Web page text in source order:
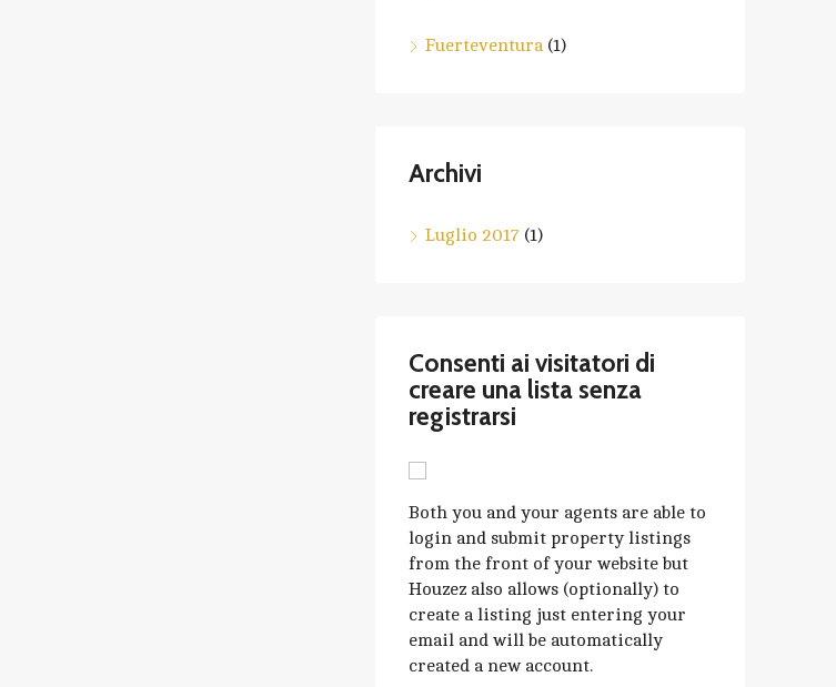
Fuerteventura(1)
Archivi
Luglio 2017 (1)
Consenti ai visitatori di
creare una lista senza
registrarsi
Both you and your agents are able to
login and submit property listings
from the front of your website but
Houzez also allows (optionally) to
create a listing just entering your
email and will be automatically
created a new account.